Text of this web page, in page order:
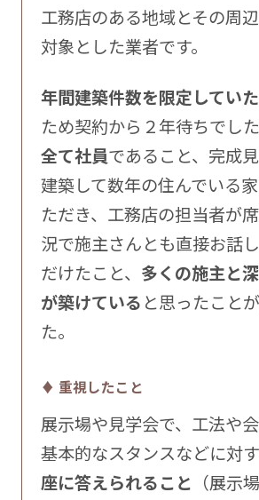
工務店のある地域とその周
対象とした業者です。
年間建築件数を限定していた
ため契約から２年待ちでした
全て社員であること、完成
建築して数年の住んでいる
ただき、工務店の担当者が
況で施主さんとも直接お話
だけたこと、 多くの施主と
が築けている と思ったこと
た。
♦ 重視したこと
展示場や見学会で、工法や
基本的なスタンスなどに対
座に答えられること （展示